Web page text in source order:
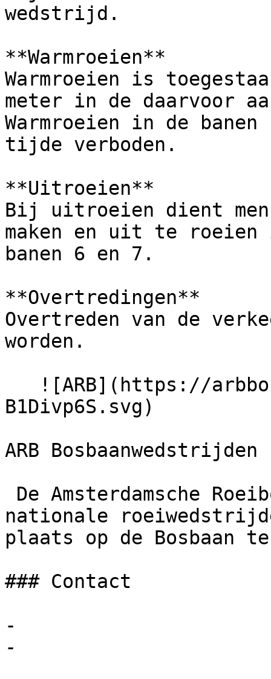
wedstrijd.
**Warmroeien**
Warmroeien is
meter in de daarvoor
Warmroeien in de
tijde verboden.
**Uitroeien**
Bij uitroeien dient
maken en uit te roeien
banen 6 en 7.
**Overtredingen**
Overtreden van de
worden.
B1Divp6S.svg)
ARB Bosbaanwedstrijden
nationale
plaats op de Bosbaan
### Contact
-
-